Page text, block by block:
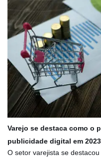
Varejo se destaca como o
publicidade digital em
O setor varejista se